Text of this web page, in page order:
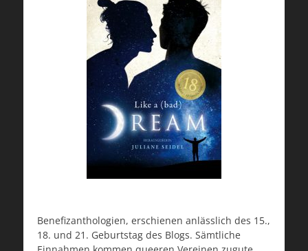
Benefizanthologien, erschienen anlässlich des 15.,
18. und 21. Geburtstag des Blogs. Sämtliche